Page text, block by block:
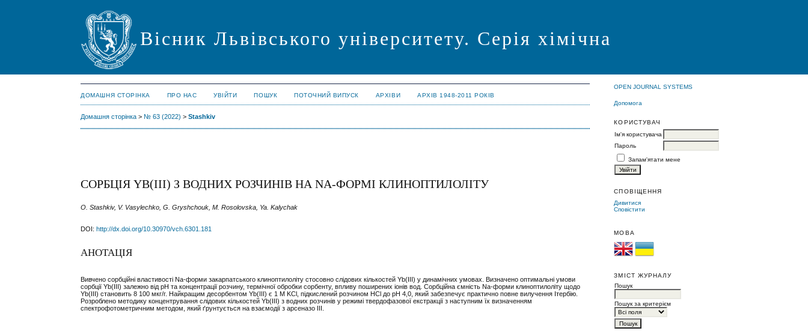
Вісник Львівського університету. Серія хімічна
OPEN JOURNAL SYSTEMS
Допомога
КОРИСТУВАЧ
Ім'я користувача
Пароль
Запам'ятати мене
СПОВІЩЕННЯ
Дивитися
Сповістити
МОВА
ЗМІСТ ЖУРНАЛУ
Пошук
Пошук за критерієм
ДОМАШНЯ СТОРІНКА ПРО НАС УВІЙТИ ПОШУК ПОТОЧНИЙ ВИПУСК АРХІВИ АРХІВ 1948-2011 РОКІВ
Домашня сторінка > № 63 (2022) >Stashkiv
СОРБЦІЯ YB(III) З ВОДНИХ РОЗЧИНІВ НА NA-ФОРМІ КЛИНОПТИЛОЛІТУ
O. Stashkiv, V. Vasylechko, G. Gryshchouk, M. Rosolovska, Ya. Kalychak
DOI:http://dx.doi.org/10.30970/vch.6301.181
АНОТАЦІЯ
Вивчено сорбційні властивості Na-форми закарпатського клиноптилоліту стосовно слідових кількостей Yb(III) у динамічних умовах. Визначено оптимальні умови
сорбції Yb(III) залежно від рН та концентрації розчину, термічної обробки сорбенту, впливу поширених іонів вод. Сорбційна ємність Na-форми клиноптилоліту щодо
Yb(III) становить 8 100 мкг/г. Найкращим десорбентом Yb(III) є 1 М KCl, підкислений розчином HCl до рН 4,0, який забезпечує практично повне вилучення Ітербію.
Розроблено методику концентрування слідових кількостей Yb(III) з водних розчинів у режимі твердофазової екстракції з наступним їх визначенням
спектрофотометричним методом, який ґрунтується на взаємодії з арсеназо ІІІ.